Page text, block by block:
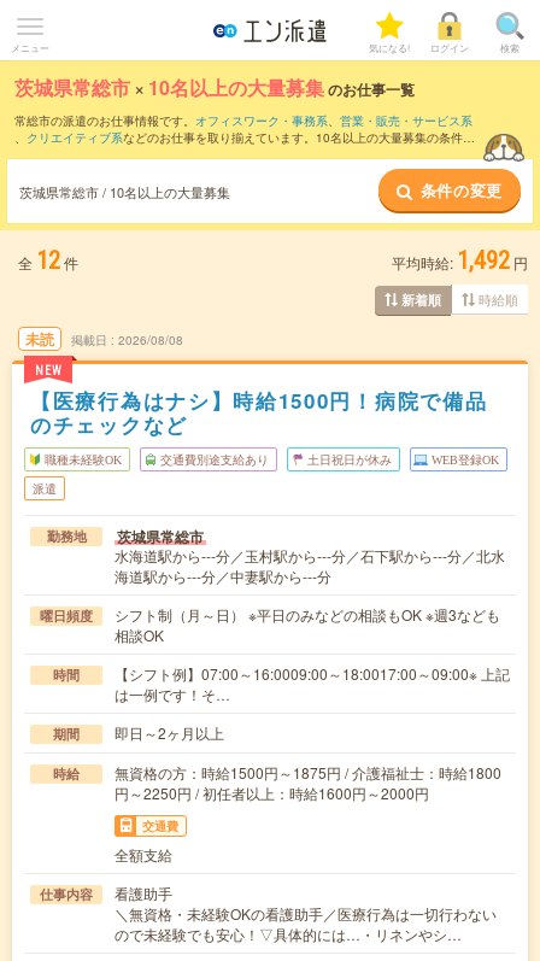
メニュー 気になる! ログイン 検索
茨城県常総市 × 10名以上の大量募集のお仕事一覧
常総市の派遣のお仕事情報です。 オフィスワーク・事務系、 営業・販売・サービス系
、 クリエイティブ系などのお仕事を取り揃えています。10名以上の大量募集の条件の
茨城県常総市 / 10名以上の大量募集 条件の変更
全 12件 平均時給: 1,492 円
新着順 時給順
未読
NEW
掲載日 2026/08/08
【医療行為はナシ】時給1500円！病院で備品
のチェックなど
職種未経験OK 交通費別途支給あり 土日祝日が休み WEB登録OK
派遣
勤務地 茨城県常総市
水海道駅から---分／玉村駅から---分／石下駅から---分／北水
海道駅から---分／中妻駅から---分
曜日頻度
シフト制（月～日） ※平日のみなどの相談もOK ※週3なども
相談OK
時間
【シフト例】07:00～16:0009:00～18:0017:00～09:00※ 上記
は一例です！そ…
期間 即日～2ヶ月以上
時給
無資格の方：時給1500円～1875円 / 介護福祉士：時給1800
円～2250円 / 初任者以上：時給1600円～2000円
交通費
全額支給
仕事内容
看護助手
＼無資格・未経験OKの看護助手／医療行為は一切行わない
ので未経験でも安心！▽具体的には…・リネンやシ…